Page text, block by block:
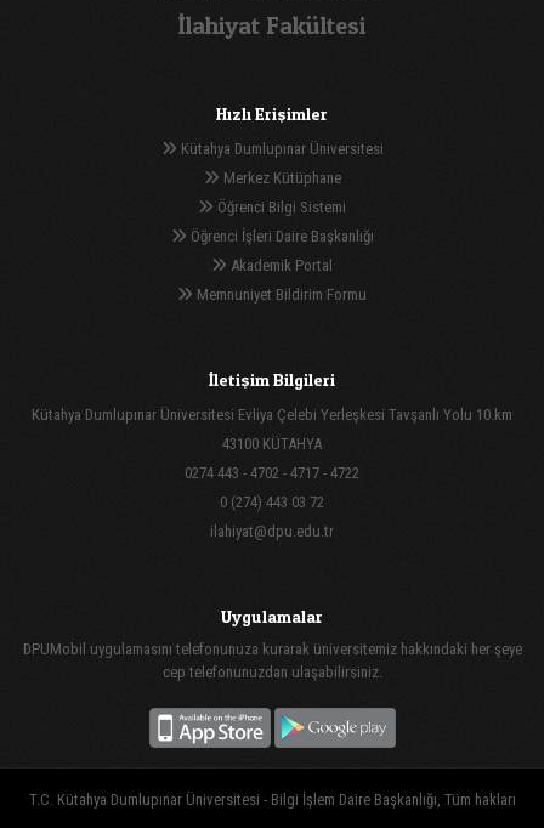
İlahiyat Fakültesi
Hızlı Erişimler
Kütahya Dumlupınar Üniversitesi
Merkez Kütüphane
Öğrenci Bilgi Sistemi
Öğrenci İşleri Daire Başkanlığı
Akademik Portal
Memnuniyet Bildirim Formu
İletişim Bilgileri
Kütahya Dumlupınar Üniversitesi Evliya Çelebi Yerleşkesi Tavşanlı Yolu 10.km
43100 KÜTAHYA
0274 443 - 4702 - 4717 - 4722
0 (274) 443 03 72
ilahiyat@dpu.edu.tr
Uygulamalar
DPUMobil uygulamasını telefonunuza kurarak üniversitemiz hakkındaki her şeye
cep telefonunuzdan ulaşabilirsiniz.
T.C. Kütahya Dumlupınar Üniversitesi - Bilgi İşlem Daire Başkanlığı, Tüm hakları